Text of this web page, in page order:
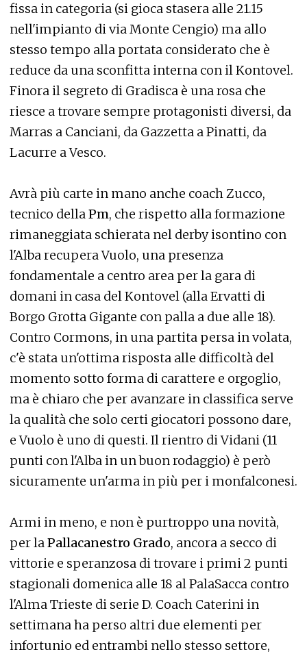
fissa in categoria (si gioca stasera alle 21.15
nell'impianto di via Monte Cengio) ma allo
stesso tempo alla portata considerato che è
reduce da una sconfitta interna con il Kontovel.
Finora il segreto di Gradisca è una rosa che
riesce a trovare sempre protagonisti diversi, da
Marras a Canciani, da Gazzetta a Pinatti, da
Lacurre a Vesco.
Avrà più carte in mano anche coach Zucco,
tecnico dellaPm, che rispetto alla formazione
rimaneggiata schierata nel derby isontino con
l'Alba recupera Vuolo, una presenza
fondamentale a centro area per la gara di
domani in casa del Kontovel (alla Ervatti di
Borgo Grotta Gigante con palla a due alle 18).
Contro Cormons, in una partita persa in volata,
c'è stata un'ottima risposta alle difficoltà del
momento sotto forma di carattere e orgoglio,
ma è chiaro che per avanzare in classifica serve
la qualità che solo certi giocatori possono dare,
e Vuolo è uno di questi. Il rientro di Vidani (11
punti con l'Alba in un buon rodaggio) è però
sicuramente un'arma in più per i monfalconesi.
Armi in meno, e non è purtroppo una novità,
per laPallacanestro Grado, ancora a secco di
vittorie e speranzosa di trovare i primi 2 punti
stagionali domenica alle 18 al PalaSacca contro
l'Alma Trieste di serie D. Coach Caterini in
settimana ha perso altri due elementi per
infortunio ed entrambi nello stesso settore,